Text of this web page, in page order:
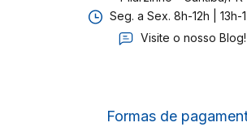
Seg. a Sex. 8h-12h | 13h-
Visite o nosso Blog!
Formas de